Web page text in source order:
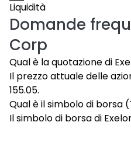
Liquidità
Domande
Corp
Qual è la quotazione di
Il prezzo attuale delle
155.05.
Qual è il simbolo di borsa
Il simbolo di borsa di